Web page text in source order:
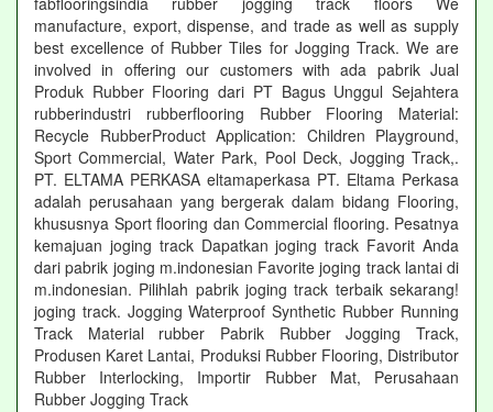
manufacture, export, dispense, and trade as well as supply
best excellence of Rubber Tiles for Jogging Track. We are
involved in offering our customers with ada pabrik Jual
Produk Rubber Flooring dari PT Bagus Unggul Sejahtera
rubberindustri rubberflooring Rubber Flooring Material:
Recycle RubberProduct Application: Children Playground,
Sport Commercial, Water Park, Pool Deck, Jogging Track,.
PT. ELTAMA PERKASA eltamaperkasa PT. Eltama Perkasa
adalah perusahaan yang bergerak dalam bidang Flooring,
khususnya Sport flooring dan Commercial flooring. Pesatnya
kemajuan joging track Dapatkan joging track Favorit Anda
dari pabrik joging m.indonesian Favorite joging track lantai di
m.indonesian. Pilihlah pabrik joging track terbaik sekarang!
joging track. Jogging Waterproof Synthetic Rubber Running
Track Material rubber Pabrik Rubber Jogging Track,
Produsen Karet Lantai, Produksi Rubber Flooring, Distributor
Rubber Interlocking, Importir Rubber Mat, Perusahaan
Rubber Jogging Track